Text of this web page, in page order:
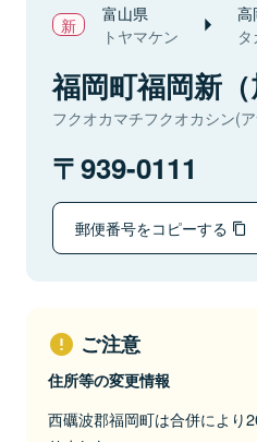
富山県
トヤマケン
高
福岡町福岡新（
フクオカマチフクオカシン(
939-0111
郵便番号をコピーする
ご注意
住所等の変更情報
西礪波郡福岡町は合併により